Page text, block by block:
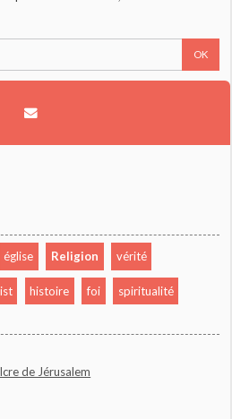
église Religion vérité
histoire foi spiritualité
de Jérusalem